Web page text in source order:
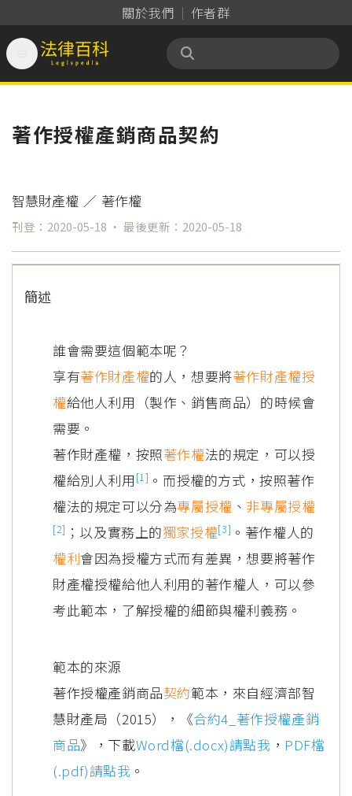
關於我們 作者群
法律百科 Legispedia
著作授權產銷商品契約
智慧財產權 ／ 著作權
刊登：2020-05-18 ‧ 最後更新：2020-05-18
簡述
誰會需要這個範本呢？
享有著作財產權的人，想要將著作財產權授
權給他人利用（製作、銷售商品）的時候會
需要。
著作財產權，按照著作權法的規定，可以授
權給別人利用 [1] 。而授權的方式，按照著作
權法的規定可以分為專屬授權 、 非專屬授權
[2] ；以及實務上的獨家授權[3] 。著作權人的
權利會因為授權方式而有差異，想要將著作
財產權授權給他人利用的著作權人，可以參
考此範本，了解授權的細節與權利義務。
範本的來源
著作授權產銷商品契約範本，來自經濟部智
慧財產局（2015），《合約4_著作授權產銷
商品》，下載Word檔(.docx)請點我 ， PDF檔
(.pdf)請點我 。